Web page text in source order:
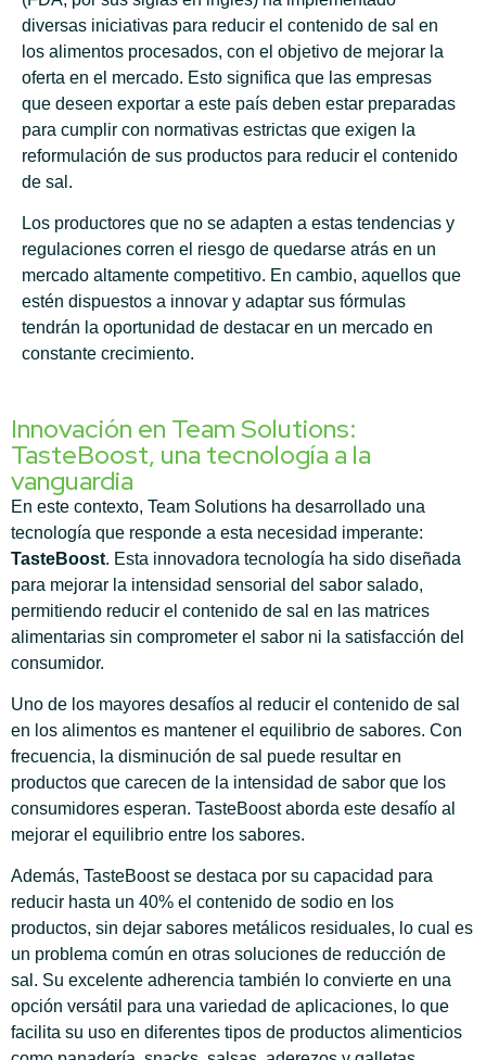
diversas iniciativas para reducir el contenido de sal en
los alimentos procesados, con el objetivo de mejorar la
oferta en el mercado. Esto significa que las empresas
que deseen exportar a este país deben estar preparadas
para cumplir con normativas estrictas que exigen la
reformulación de sus productos para reducir el contenido
de sal.
Los productores que no se adapten a estas tendencias y
regulaciones corren el riesgo de quedarse atrás en un
mercado altamente competitivo. En cambio, aquellos que
estén dispuestos a innovar y adaptar sus fórmulas
tendrán la oportunidad de destacar en un mercado en
constante crecimiento.
Innovación en Team Solutions:
TasteBoost, una tecnología a la
vanguardia
En este contexto, Team Solutions ha desarrollado una
tecnología que responde a esta necesidad imperante:
TasteBoost. Esta innovadora tecnología ha sido diseñada
para mejorar la intensidad sensorial del sabor salado,
permitiendo reducir el contenido de sal en las matrices
alimentarias sin comprometer el sabor ni la satisfacción del
consumidor.
Uno de los mayores desafíos al reducir el contenido de sal
en los alimentos es mantener el equilibrio de sabores. Con
frecuencia, la disminución de sal puede resultar en
productos que carecen de la intensidad de sabor que los
consumidores esperan. TasteBoost aborda este desafío al
mejorar el equilibrio entre los sabores.
Además, TasteBoost se destaca por su capacidad para
reducir hasta un 40% el contenido de sodio en los
productos, sin dejar sabores metálicos residuales, lo cual es
un problema común en otras soluciones de reducción de
sal. Su excelente adherencia también lo convierte en una
opción versátil para una variedad de aplicaciones, lo que
facilita su uso en diferentes tipos de productos alimenticios